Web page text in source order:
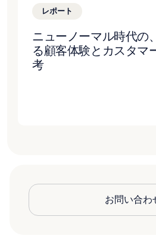
レポート
ニューノーマル時代の
る顧客体験とカスタマ
考
お問い合わ